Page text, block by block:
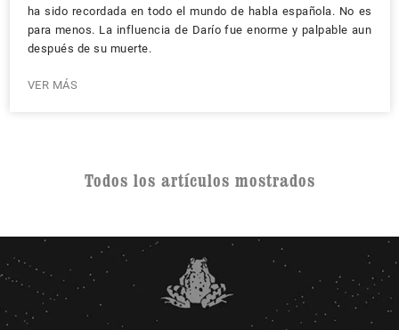
ha sido recordada en todo el mundo de habla española. No es
para menos. La influencia de Darío fue enorme y palpable aun
después de su muerte.
VER MÁS
Todos los artículos mostrados